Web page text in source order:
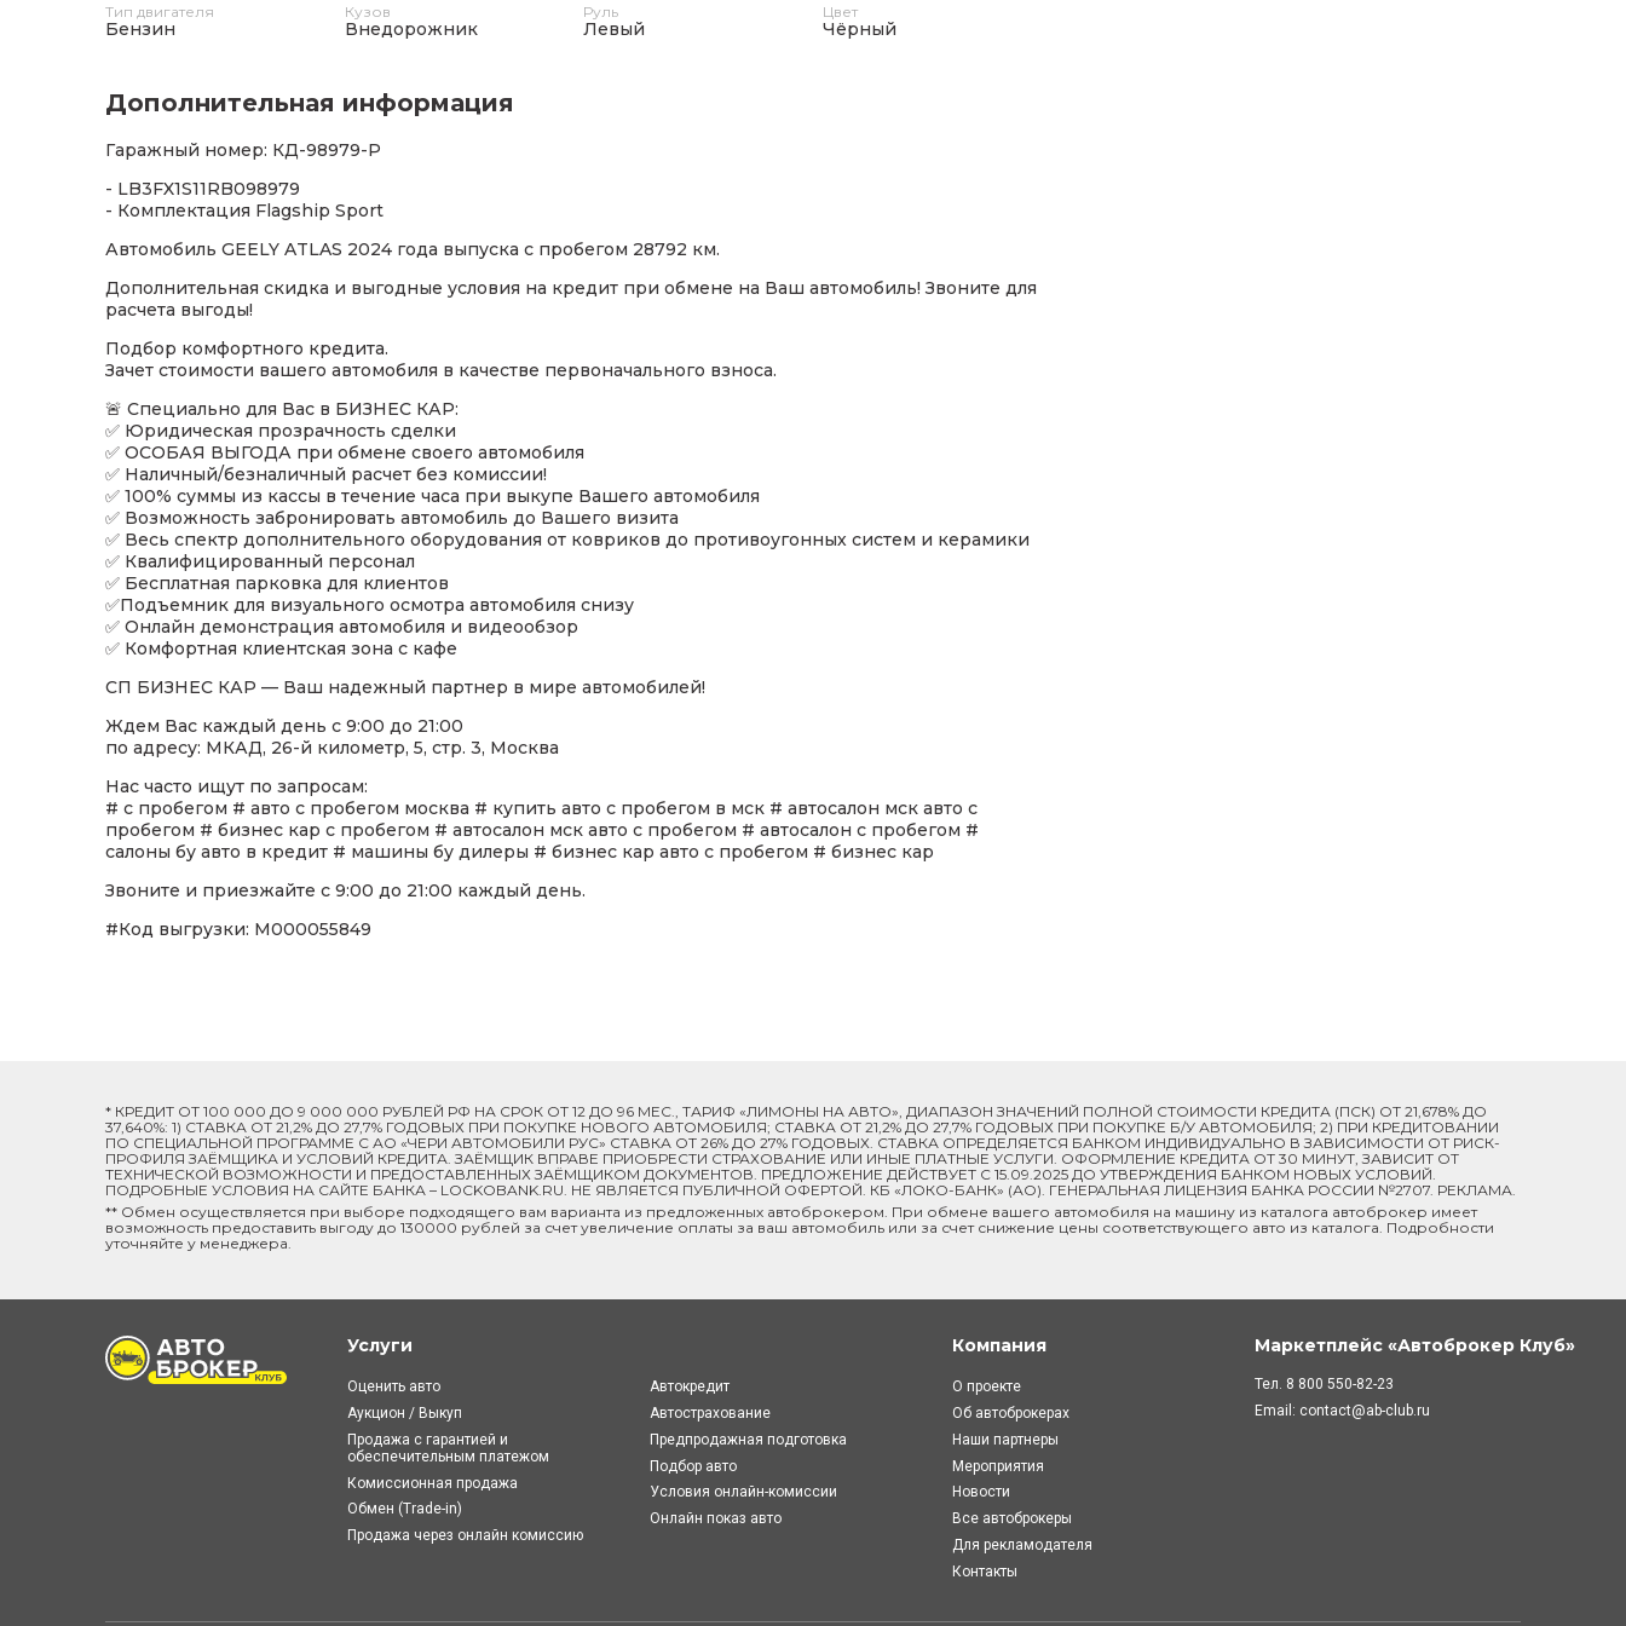
Тип двигателя
Бензин
Кузов
Внедорожник
Руль
Левый
Цвет
Чёрный
Дополнительная информация
Гаражный номер: КД-98979-Р
- LB3FX1S11RB098979
- Комплектация Flagship Sport
Автомобиль GEELY ATLAS 2024 года выпуска с пробегом 28792 км.
Дополнительная скидка и выгодные условия на кредит при обмене на Ваш автомобиль! Звоните для
расчета выгоды!
Подбор комфортного кредита.
Зачет стоимости вашего автомобиля в качестве первоначального взноса.
🚨 Специально для Вас в БИЗНЕС КАР:
✅ Юридическая прозрачность сделки
✅ ОСОБАЯ ВЫГОДА при обмене своего автомобиля
✅ Наличный/безналичный расчет без комиссии!
✅ 100% суммы из кассы в течение часа при выкупе Вашего автомобиля
✅ Возможность забронировать автомобиль до Вашего визита
✅ Весь спектр дополнительного оборудования от ковриков до противоугонных систем и керамики
✅ Квалифицированный персонал
✅ Бесплатная парковка для клиентов
✅Подъемник для визуального осмотра автомобиля снизу
✅ Онлайн демонстрация автомобиля и видеообзор
✅ Комфортная клиентская зона с кафе
СП БИЗНЕС КАР — Ваш надежный партнер в мире автомобилей!
Ждем Вас каждый день с 9:00 до 21:00
по адресу: МКАД, 26-й километр, 5, стр. 3, Москва
Нас часто ищут по запросам:
# с пробегом # авто с пробегом москва # купить авто с пробегом в мск # автосалон мск авто с
пробегом # бизнес кар с пробегом # автосалон мск авто с пробегом # автосалон с пробегом #
салоны бу авто в кредит # машины бу дилеры # бизнес кар авто с пробегом # бизнес кар
Звоните и приезжайте с 9:00 до 21:00 каждый день.
#Код выгрузки: M000055849
* КРЕДИТ ОТ 100 000 ДО 9 000 000 РУБЛЕЙ РФ НА СРОК ОТ 12 ДО 96 МЕС., ТАРИФ «ЛИМОНЫ НА АВТО», ДИАПАЗОН ЗНАЧЕНИЙ ПОЛНОЙ СТОИМОСТИ КРЕДИТА (ПСК) ОТ 21,678% ДО
37,640%: 1) СТАВКА ОТ 21,2% ДО 27,7% ГОДОВЫХ ПРИ ПОКУПКЕ НОВОГО АВТОМОБИЛЯ; СТАВКА ОТ 21,2% ДО 27,7% ГОДОВЫХ ПРИ ПОКУПКЕ Б/У АВТОМОБИЛЯ; 2) ПРИ КРЕДИТОВАНИИ
ПО СПЕЦИАЛЬНОЙ ПРОГРАММЕ C АО «ЧЕРИ АВТОМОБИЛИ РУС» СТАВКА ОТ 26% ДО 27% ГОДОВЫХ. СТАВКА ОПРЕДЕЛЯЕТСЯ БАНКОМ ИНДИВИДУАЛЬНО В ЗАВИСИМОСТИ ОТ РИСК-
ПРОФИЛЯ ЗАЁМЩИКА И УСЛОВИЙ КРЕДИТА. ЗАЁМЩИК ВПРАВЕ ПРИОБРЕСТИ СТРАХОВАНИЕ ИЛИ ИНЫЕ ПЛАТНЫЕ УСЛУГИ. ОФОРМЛЕНИЕ КРЕДИТА ОТ 30 МИНУТ, ЗАВИСИТ ОТ
ТЕХНИЧЕСКОЙ ВОЗМОЖНОСТИ И ПРЕДОСТАВЛЕННЫХ ЗАЁМЩИКОМ ДОКУМЕНТОВ. ПРЕДЛОЖЕНИЕ ДЕЙСТВУЕТ С 15.09.2025 ДО УТВЕРЖДЕНИЯ БАНКОМ НОВЫХ УСЛОВИЙ.
ПОДРОБНЫЕ УСЛОВИЯ НА САЙТЕ БАНКА – LOCKOBANK.RU. НЕ ЯВЛЯЕТСЯ ПУБЛИЧНОЙ ОФЕРТОЙ. КБ «ЛОКО-БАНК» (АО). ГЕНЕРАЛЬНАЯ ЛИЦЕНЗИЯ БАНКА РОССИИ №2707. РЕКЛАМА.
** Обмен осуществляется при выборе подходящего вам варианта из предложенных автоброкером. При обмене вашего автомобиля на машину из каталога автоброкер имеет
возможность предоставить выгоду до 130000 рублей за счет увеличение оплаты за ваш автомобиль или за счет снижение цены соответствующего авто из каталога. Подробности
уточняйте у менеджера.
Услуги
Оценить авто
Аукцион / Выкуп
Продажа с гарантией и
обеспечительным платежом
Комиссионная продажа
Обмен (Trade-in)
Продажа через онлайн комиссию
Автокредит
Автострахование
Предпродажная подготовка
Подбор авто
Условия онлайн-комиcсии
Онлайн показ авто
Компания
О проекте
Об автоброкерах
Наши партнеры
Мероприятия
Новости
Все автоброкеры
Для рекламодателя
Контакты
Маркетплейс «Автоброкер Клуб»
Тел. 8 800 550-82-23
Email: contact@ab-club.ru